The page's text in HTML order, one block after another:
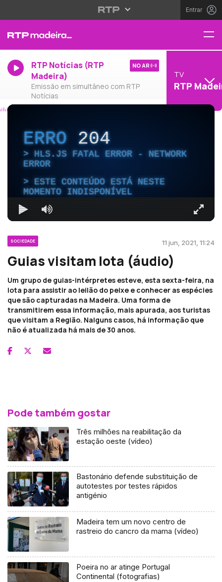
Entrar
RTP Notícias (RTP
Madeira)
Emissão em simultâneo com RTP
Notícias
NO AR
TV
RTP
ERRO204
HLS.JS FATAL ERROR - NETWORK
ERROR
ESTE CONTEÚDO ESTÁ NESTE
MOMENTO INDISPONÍVEL
SOCIEDADE 11 jun, 2021, 11:24
Guias visitam lota (áudio)
Um grupo de guias-intérpretes esteve, esta sexta-feira, na
lota para assistir ao leilão do peixe e conhecer as espécies
que são capturadas na Madeira. Uma forma de
transmitirem essa informação, mais apurada, aos turistas
que visitam a Região. Nalguns casos, há informação que
não é atualizada há mais de 30 anos.
Pode também gostar
Três milhões na reabilitação da
estação oeste (vídeo)
Bastonário defende substituição de
autotestes por testes rápidos
antigénio
Madeira tem um novo centro de
rastreio do cancro da mama (vídeo)
Poeira no ar atinge Portugal
Continental (fotografias)